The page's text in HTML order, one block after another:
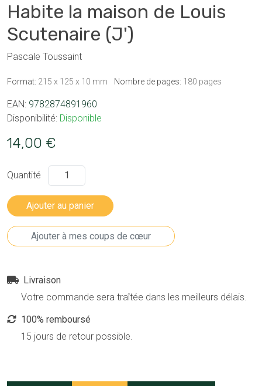
Habite la maison de Louis
Scutenaire (J')
Pascale Toussaint
Format: 215 x 125 x 10 mm Nombre de pages: 180 pages
EAN: 9782874891960
Disponibilité: Disponible
14,00 €
Quantité
Livraison
Votre commande sera traîtée dans les meilleurs délais.
100% remboursé
15 jours de retour possible.